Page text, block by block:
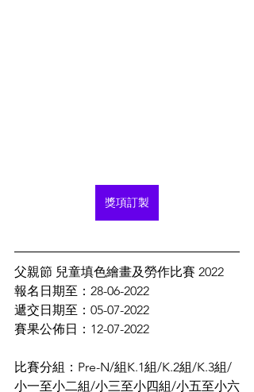
獎項訂製
父親節 兒童填色繪畫及勞作比賽 2022
報名日期至：28-06-2022
遞交日期至：05-07-2022
賽果公佈日：12-07-2022
比賽分組：Pre-N/組K.1組/K.2組/K.3組/
小一至小二組/小三至小四組/小五至小六